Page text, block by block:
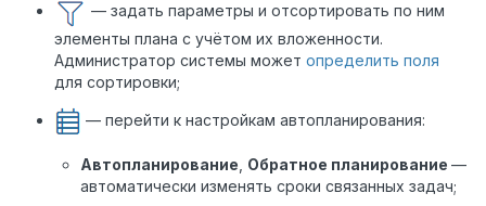
— задать параметры и отсортировать по ним
элементы плана с учётом их вложенности.
Администратор системы может определить поля
для сортировки;
— перейти к настройкам автопланирования:
Автопланирование Обратное планирование —
автоматически изменять сроки связанных задач;